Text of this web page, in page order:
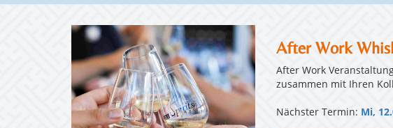
After Work
After Work
zusammen mit Ihren
Nächster Termin: Mi,